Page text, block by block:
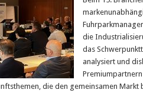
die
das
analysiert und
die den gemeinsamen